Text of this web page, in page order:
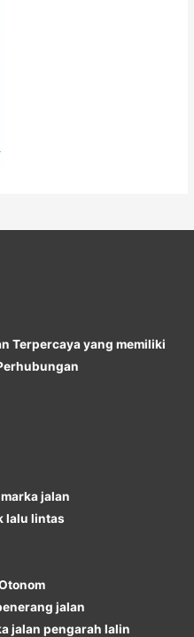
Terpercaya yang memiliki
jalan
lalu lintas
jalan
jalan pengarah lalin